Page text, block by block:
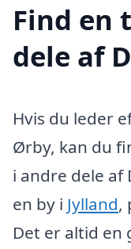
Find en
dele af
Hvis du leder
Ørby, kan du
i andre dele af
en by i Jylland,
Det er altid en